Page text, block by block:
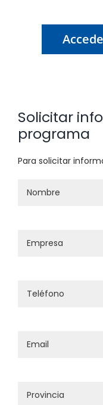
Solicitar
programa
Para solicitar